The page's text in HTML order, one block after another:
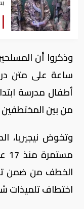
وذكروا أن
ساعة على متن
أطفال مدرسة
من بين
وتخوض نيجيريا،
الخطف من ضمن
اختطاف تلميذات